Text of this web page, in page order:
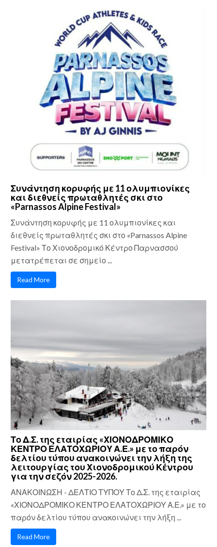
Συνάντηση κορυφής με 11 ολυμπιονίκες
και διεθνείς πρωταθλητές σκι στο
«Parnassos Alpine Festival»
Συνάντηση κορυφής με 11 ολυμπιονίκες και
διεθνείς πρωταθλητές σκι στο «Parnassos Alpine
Festival» Το Χιονοδρομικό Κέντρο Παρνασσού
μετατρέπεται σε σημείο ...
Read More
Το Δ.Σ. της εταιρίας «ΧΙΟΝΟΔΡΟΜΙΚΟ
ΚΕΝΤΡΟ ΕΛΑΤΟΧΩΡΙΟΥ Α.Ε.» με το παρόν
δελτίου τύπου ανακοινώνει την λήξη της
λειτουργίας του Χιονοδρομικού Κέντρου
για την σεζόν 2025-2026.
ΑΝΑΚΟΙΝΩΣΗ - ΔΕΛΤΙΟ ΤΥΠΟΥ Το Δ.Σ. της εταιρίας
«ΧΙΟΝΟΔΡΟΜΙΚΟ ΚΕΝΤΡΟ ΕΛΑΤΟΧΩΡΙΟΥ Α.Ε.» με το
παρόν δελτίου τύπου ανακοινώνει την λήξη ...
Read More